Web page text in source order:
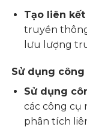
Tạo liên kết
truyền
lưu lượng
Sử dụng công
Sử dụng
các công cụ
phân tích